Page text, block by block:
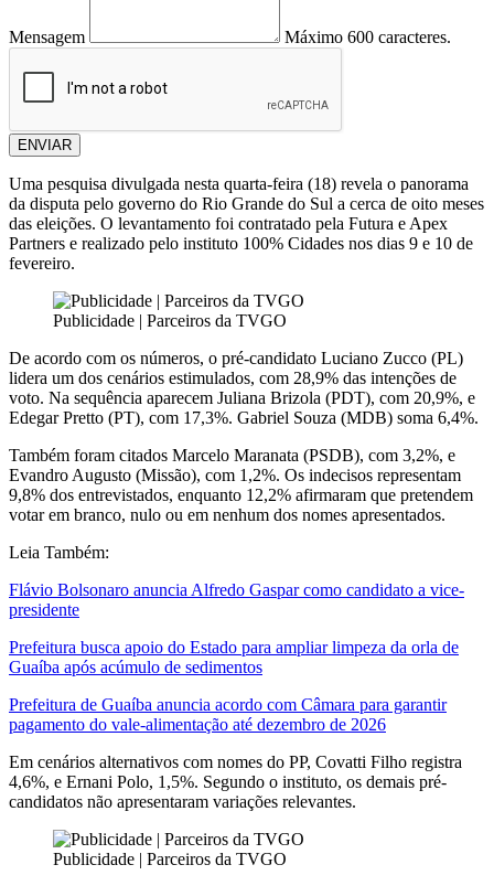
Mensagem Máximo 600 caracteres.
ENVIAR
Uma pesquisa divulgada nesta quarta-feira (18) revela o panorama
da disputa pelo governo do Rio Grande do Sul a cerca de oito meses
das eleições. O levantamento foi contratado pela Futura e Apex
Partners e realizado pelo instituto 100% Cidades nos dias 9 e 10 de
fevereiro.
Publicidade | Parceiros da TVGO
De acordo com os números, o pré-candidato Luciano Zucco (PL)
lidera um dos cenários estimulados, com 28,9% das intenções de
voto. Na sequência aparecem Juliana Brizola (PDT), com 20,9%, e
Edegar Pretto (PT), com 17,3%. Gabriel Souza (MDB) soma 6,4%.
Também foram citados Marcelo Maranata (PSDB), com 3,2%, e
Evandro Augusto (Missão), com 1,2%. Os indecisos representam
9,8% dos entrevistados, enquanto 12,2% afirmaram que pretendem
votar em branco, nulo ou em nenhum dos nomes apresentados.
Leia Também:
Flávio Bolsonaro anuncia Alfredo Gaspar como candidato a vice-
presidente
Prefeitura busca apoio do Estado para ampliar limpeza da orla de
Guaíba após acúmulo de sedimentos
Prefeitura de Guaíba anuncia acordo com Câmara para garantir
pagamento do vale-alimentação até dezembro de 2026
Em cenários alternativos com nomes do PP, Covatti Filho registra
4,6%, e Ernani Polo, 1,5%. Segundo o instituto, os demais pré-
candidatos não apresentaram variações relevantes.
Publicidade | Parceiros da TVGO